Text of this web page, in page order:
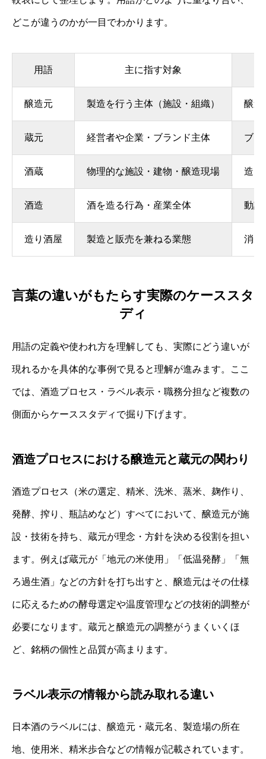
どこが違うのかが一目でわかります。
用語 主に指す対象
醸造元 製造を行う主体（施設・組織） 醸造
蔵元 経営者や企業・ブランド主体 ブラ
酒蔵 物理的な施設・建物・醸造現場 造り
酒造 酒を造る行為・産業全体 動詞
造り酒屋 製造と販売を兼ねる業態 消費
言葉の違いがもたらす実際のケーススタ
ディ
用語の定義や使われ方を理解しても、実際にどう違いが
現れるかを具体的な事例で見ると理解が進みます。ここ
では、酒造プロセス・ラベル表示・職務分担など複数の
側面からケーススタディで掘り下げます。
酒造プロセスにおける醸造元と蔵元の関わり
酒造プロセス（米の選定、精米、洗米、蒸米、麹作り、
発酵、搾り、瓶詰めなど）すべてにおいて、醸造元が施
設・技術を持ち、蔵元が理念・方針を決める役割を担い
ます。例えば蔵元が「地元の米使用」「低温発酵」「無
ろ過生酒」などの方針を打ち出すと、醸造元はその仕様
に応えるための酵母選定や温度管理などの技術的調整が
必要になります。蔵元と醸造元の調整がうまくいくほ
ど、銘柄の個性と品質が高まります。
ラベル表示の情報から読み取れる違い
日本酒のラベルには、醸造元・蔵元名、製造場の所在
地、使用米、精米歩合などの情報が記載されています。